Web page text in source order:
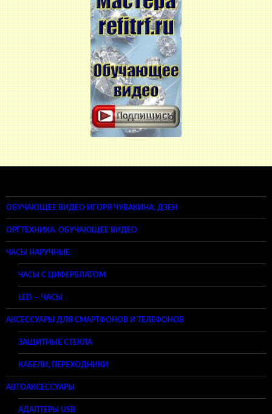
ОБУЧАЮЩЕЕ ВИДЕО ИГОРЯ ЧУВАКИНА. ДЗЕН
ОРГТЕХНИКА. ОБУЧАЮЩЕЕ ВИДЕО
ЧАСЫ НАРУЧНЫЕ
ЧАСЫ С ЦИФЕРБЛАТОМ
LED — ЧАСЫ
АКСЕССУАРЫ ДЛЯ СМАРТФОНОВ И ТЕЛЕФОНОВ
ЗАЩИТНЫЕ СТЕКЛА
КАБЕЛИ, ПЕРЕХОДНИКИ
АВТОАКСЕССУАРЫ
АДАПТЕРЫ USB